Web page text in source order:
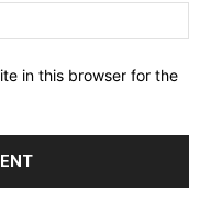
in this browser for the